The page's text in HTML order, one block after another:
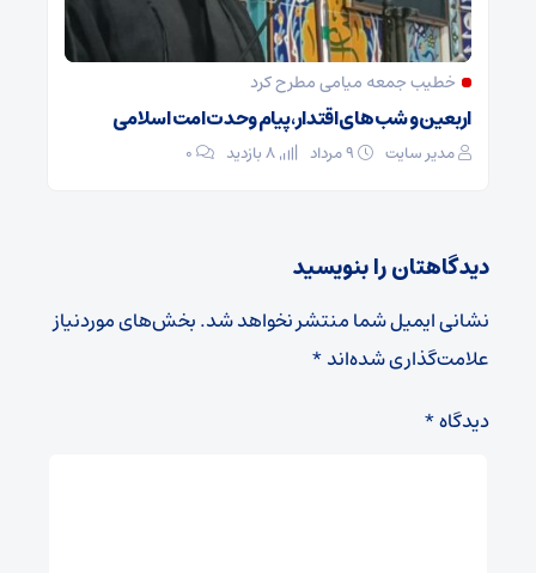
خطیب جمعه میامی مطرح کرد
اربعین و شب‌های اقتدار، پیام وحدت امت اسلامی
مدیر سایت ۰
دیدگاهتان را بنویسید
نشانی ایمیل شما منتشر نخواهد شد.بخش‌های موردنیاز
علامت‌گذاری شده‌اند*
دیدگاه*